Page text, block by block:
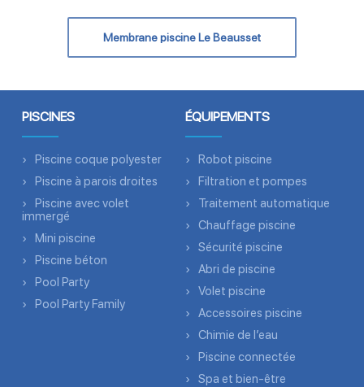
Membrane piscine Le Beausset
PISCINES
Piscine coque polyester
Piscine à parois droites
Piscine avec volet
immergé
Mini piscine
Piscine béton
Pool Party
Pool Party Family
ÉQUIPEMENTS
Robot piscine
Filtration et pompes
Traitement automatique
Chauffage piscine
Sécurité piscine
Abri de piscine
Volet piscine
Accessoires piscine
Chimie de l’eau
Piscine connectée
Spa et bien-être